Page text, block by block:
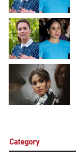
Category